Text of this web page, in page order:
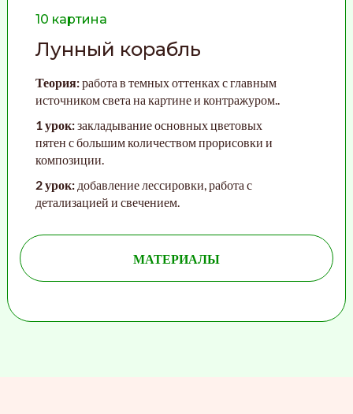
10 картина
Лунный корабль
Теория:работа в темных оттенках с главным
источником света на картине и контражуром..
1 урок:закладывание основных цветовых
пятен с большим количеством прорисовки и
композиции.
2 урок: добавление лессировки, работа с
детализацией и свечением.
МАТЕРИАЛЫ